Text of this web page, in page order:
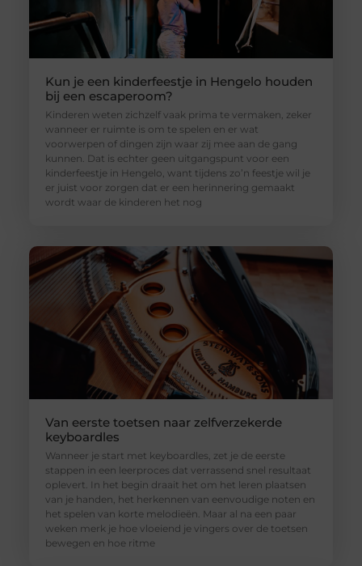
Kun je een kinderfeestje in Hengelo houden
bij een escaperoom?
Kinderen weten zichzelf vaak prima te vermaken, zeker
wanneer er ruimte is om te spelen en er wat
voorwerpen of dingen zijn waar zij mee aan de gang
kunnen. Dat is echter geen uitgangspunt voor een
kinderfeestje in Hengelo, want tijdens zo’n feestje wil je
er juist voor zorgen dat er een herinnering gemaakt
wordt waar de kinderen het nog
Van eerste toetsen naar zelfverzekerde
keyboardles
Wanneer je start met keyboardles, zet je de eerste
stappen in een leerproces dat verrassend snel resultaat
oplevert. In het begin draait het om het leren plaatsen
van je handen, het herkennen van eenvoudige noten en
het spelen van korte melodieën. Maar al na een paar
weken merk je hoe vloeiend je vingers over de toetsen
bewegen en hoe ritme